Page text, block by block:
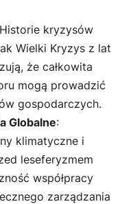
kryzysów
Wielki Kryzys z lat
że całkowita
mogą prowadzić
gospodarczych.
Globalne:
klimatyczne i
leseferyzmem
współpracy
zarządzania